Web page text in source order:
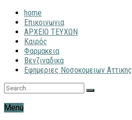
home
Επικοινωνια
ΑΡΧΕΙΟ ΤΕΥΧΩΝ
Καιρός
Φαρμακεια
Βενζιναδικα
Εφημεριες Νοσοκομειων Αττικης
Menu